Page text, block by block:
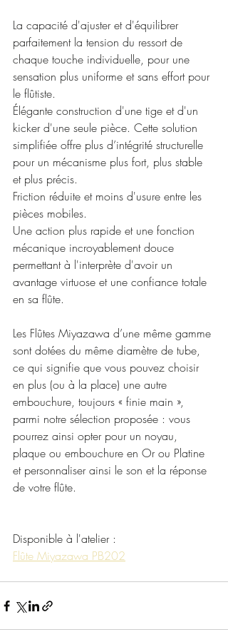
La capacité d'ajuster et d'équilibrer
parfaitement la tension du ressort de
chaque touche individuelle, pour une
sensation plus uniforme et sans effort pour
le flûtiste.
Élégante construction d'une tige et d'un
kicker d'une seule pièce. Cette solution
simplifiée offre plus d’intégrité structurelle
pour un mécanisme plus fort, plus stable
et plus précis.
Friction réduite et moins d'usure entre les
pièces mobiles.
Une action plus rapide et une fonction
mécanique incroyablement douce
permettant à l'interprète d'avoir un
avantage virtuose et une confiance totale
en sa flûte.
Les Flûtes Miyazawa d’une même gamme
sont dotées du même diamètre de tube,
ce qui signifie que vous pouvez choisir
en plus (ou à la place) une autre
embouchure, toujours « finie main »,
parmi notre sélection proposée : vous
pourrez ainsi opter pour un noyau,
plaque ou embouchure en Or ou Platine
et personnaliser ainsi le son et la réponse
de votre flûte.
Disponible à l'atelier :
Flûte Miyazawa PB202